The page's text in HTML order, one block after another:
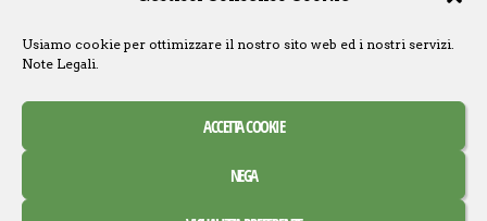
Usiamo cookie per ottimizzare il nostro sito web ed i nostri servizi.
Note Legali.
ACCETTA COOKIE
NEGA
Questo sito non è collegato a Lucasfilm LTD o
a The Walt Disney Company o ad altre
Ogni nome, titolo, immagine o qualsiasi altra
forma, appartiene ai propri detentori.
Creative Commons Attribuzione – Non commerciale –